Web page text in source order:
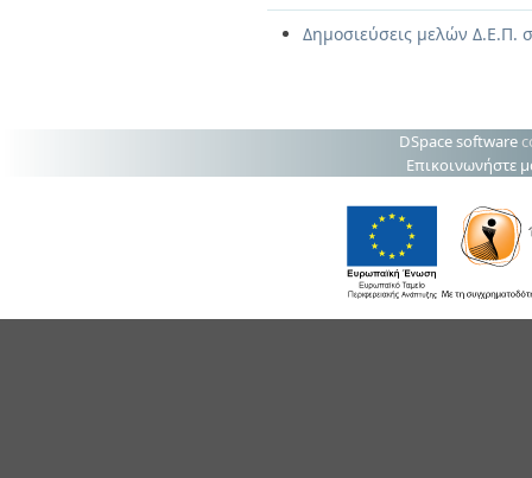
Δημοσιεύσεις μελών Δ.Ε.Π.
DSpace software
Επικοινωνήστε